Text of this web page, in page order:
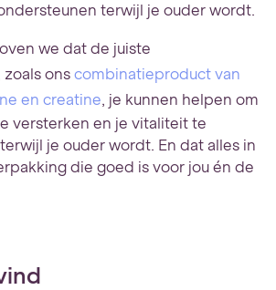
terwijl je ouder wordt.
we dat de juiste
ons combinatieproduct van
en creatine, je kunnen helpen om
versterken en je vitaliteit te
je ouder wordt. En dat alles in
die goed is voor jou én de